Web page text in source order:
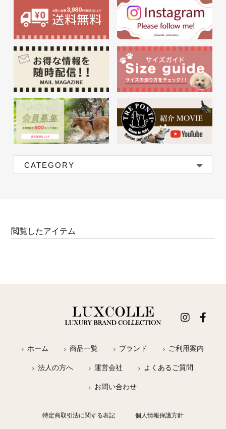
CATEGORY
閲覧したアイテム
ホーム 商品一覧 ブランド ご利用案内
法人の方へ 運営会社 よくあるご質問
お問い合わせ
特定商取引法に関する表記 個人情報保護方針